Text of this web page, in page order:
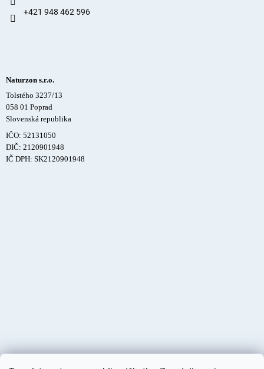
+421 948 462 596
Naturzon s.r.o.
Tolstého 3237/13
058 01 Poprad
Slovenská republika
IČO: 52131050
DIČ: 2120901948
IČ DPH: SK2120901948